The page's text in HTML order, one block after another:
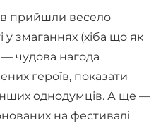
прийшли весело
у змаганнях (хіба що як
— чудова нагода
героїв, показати
однодумців. А ще —
на фестивалі